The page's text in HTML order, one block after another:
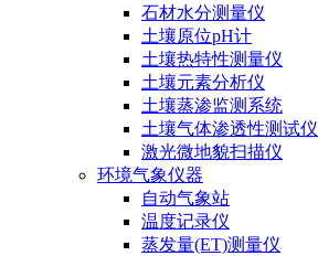
石材水分测量仪
土壤原位pH计
土壤热特性测量仪
土壤元素分析仪
土壤蒸渗监测系统
土壤气体渗透性测试仪
激光微地貌扫描仪
环境气象仪器
自动气象站
温度记录仪
蒸发量(ET)测量仪